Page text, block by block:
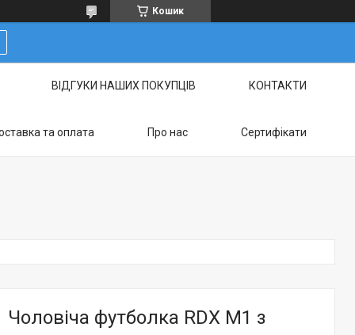
Кошик
ВІДГУКИ НАШИХ ПОКУПЦІВ КОНТАКТИ
та оплата Про нас Сертифікати
Чоловіча футболка RDX M1 з